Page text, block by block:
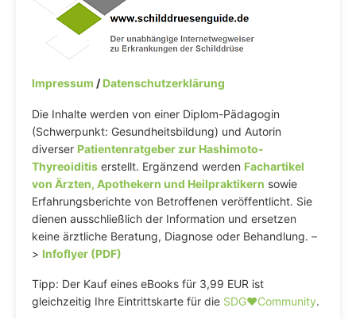
Impressum /Datenschutzerklärung
Die Inhalte werden von einer Diplom-Pädagogin
(Schwerpunkt: Gesundheitsbildung) und Autorin
diverser Patientenratgeber zur Hashimoto-
Thyreoiditis erstellt. Ergänzend werden Fachartikel
von Ärzten, Apothekern und Heilpraktikern sowie
Erfahrungsberichte von Betroffenen veröffentlicht. Sie
dienen ausschließlich der Information und ersetzen
keine ärztliche Beratung, Diagnose oder Behandlung. –
> Infoflyer (PDF)
Tipp: Der Kauf eines eBooks für 3,99 EUR ist
gleichzeitig Ihre Eintrittskarte für die SDG♥️Community.